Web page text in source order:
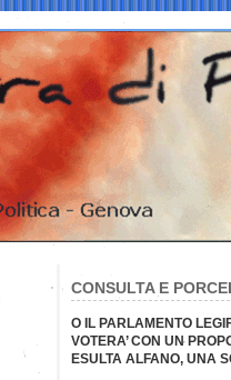
CONSULTA E
O IL PARLAMENTO
VOTERA’ CON UN
ESULTA ALFANO, UNA